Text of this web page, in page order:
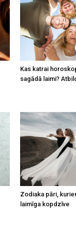
Kas katrai
sagādā laimi?
Zodiaka pāri,
laimīga kopdzīve